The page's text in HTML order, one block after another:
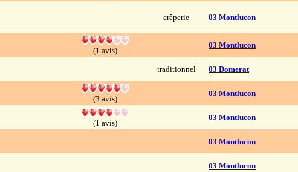
crêperie 03 Montlucon
(1 avis)
03 Montlucon
traditionnel 03 Domerat
(3 avis)
03 Montlucon
(1 avis)
03 Montlucon
03 Montlucon
03 Montlucon